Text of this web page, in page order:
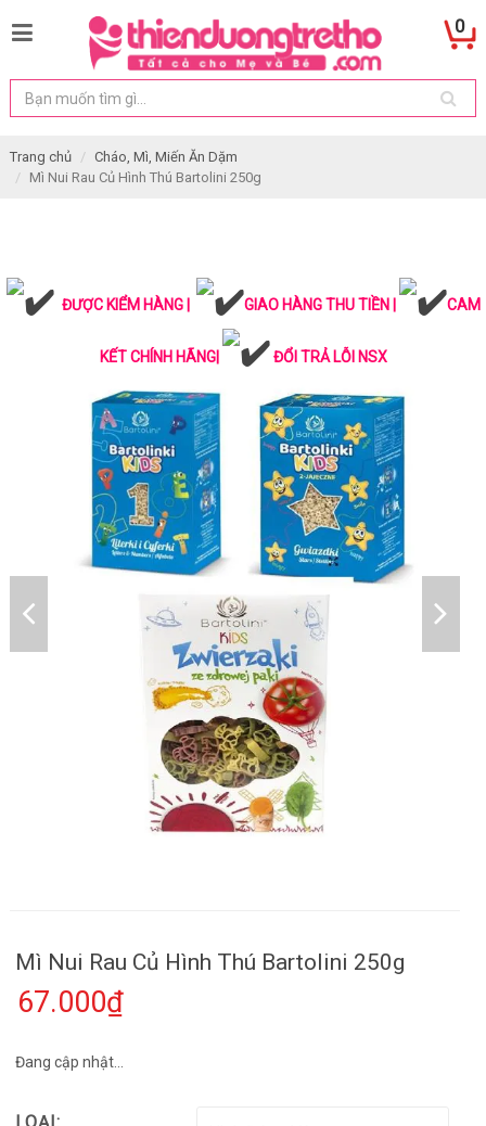
0
Trang chủ
Cháo, Mì, Miến Ăn Dặm
Mì Nui Rau Củ Hình Thú Bartolini 250g
ĐƯỢC KIỂM HÀNG | GIAO HÀNG THU TIỀN | CAM
KẾT CHÍNH HÃNG| ĐỔI TRẢ LỖI NSX
Mì Nui Rau Củ Hình Thú Bartolini 250g
67.000₫
Đang cập nhật...